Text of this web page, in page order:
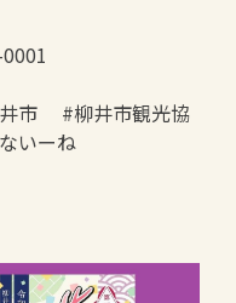
市 #柳井市観光協
いーね